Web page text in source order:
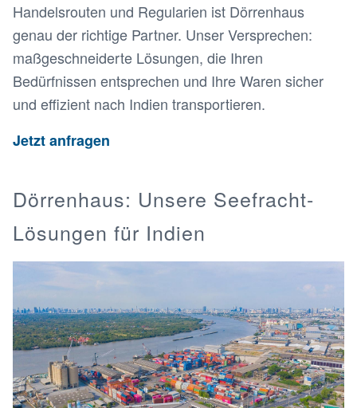
Handelsrouten und Regularien ist Dörrenhaus
genau der richtige Partner. Unser Versprechen:
maßgeschneiderte Lösungen, die Ihren
Bedürfnissen entsprechen und Ihre Waren sicher
und effizient nach Indien transportieren.
Jetzt anfragen
Dörrenhaus: Unsere Seefracht-
Lösungen für Indien